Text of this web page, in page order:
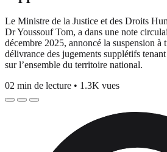
Le Ministre de la Justice et des Droits
Dr Youssouf Tom, a dans une note
décembre 2025, annoncé la suspension à
délivrance des jugements supplétifs
sur l’ensemble du territoire national.
02 min de lecture • 1.3K vues